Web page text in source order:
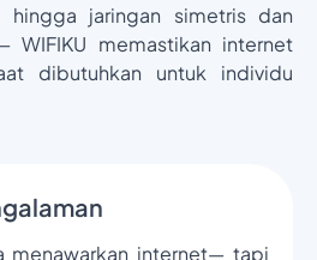
jaringan simetris dan
WIFIKU memastikan internet
dibutuhkan untuk individu
menawarkan internet— tapi